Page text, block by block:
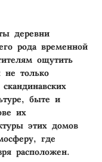
деревни
рода временной
ощутить
не только
быте и
их
этих домов
где
расположен.